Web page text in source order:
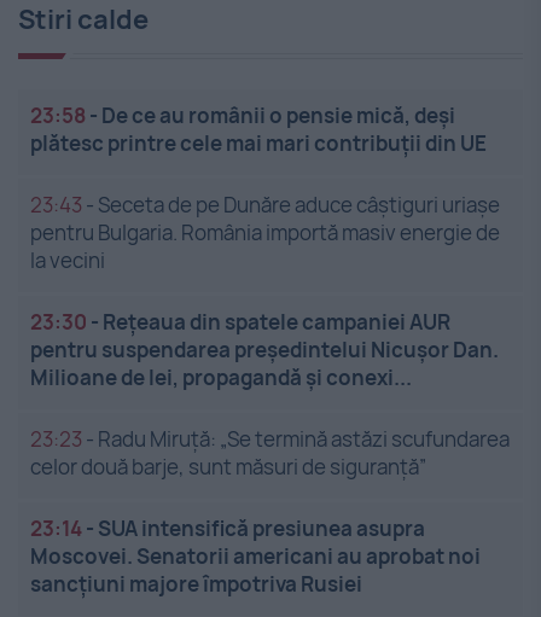
Stiri calde
23:58 - De ce au românii o pensie mică, deși
plătesc printre cele mai mari contribuții din UE
23:43 - Seceta de pe Dunăre aduce câștiguri uriașe
pentru Bulgaria. România importă masiv energie de
la vecini
23:30 - Rețeaua din spatele campaniei AUR
pentru suspendarea președintelui Nicușor Dan.
Milioane de lei, propagandă și conexi...
23:23 - Radu Miruță: „Se termină astăzi scufundarea
celor două barje, sunt măsuri de siguranţă”
23:14- SUA intensifică presiunea asupra
Moscovei. Senatorii americani au aprobat noi
sancțiuni majore împotriva Rusiei